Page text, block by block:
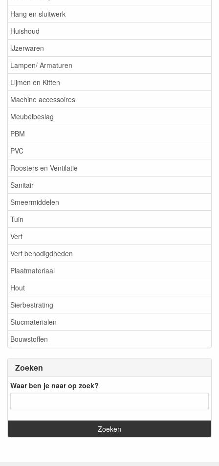
Hang en sluitwerk
Huishoud
IJzerwaren
Lampen/ Armaturen
Lijmen en Kitten
Machine accessoires
Meubelbeslag
PBM
PVC
Roosters en Ventilatie
Sanitair
Smeermiddelen
Tuin
Verf
Verf benodigdheden
Plaatmateriaal
Hout
Sierbestrating
Stucmaterialen
Bouwstoffen
Zoeken
Waar ben je naar op zoek?